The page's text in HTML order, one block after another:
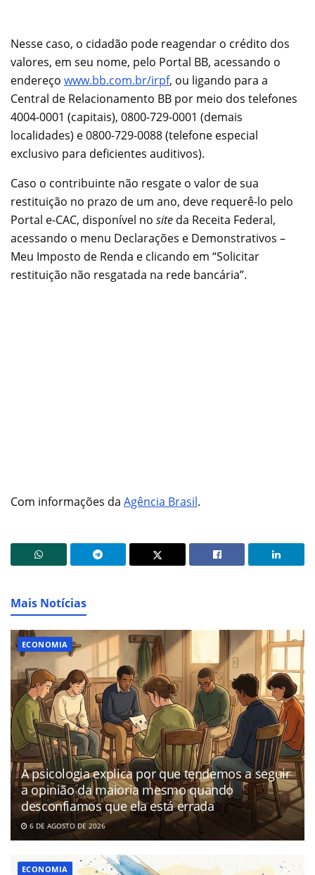
Nesse caso, o cidadão pode reagendar o crédito dos
valores, em seu nome, pelo Portal BB, acessando o
endereço www.bb.com.br/irpf, ou ligando para a
Central de Relacionamento BB por meio dos telefones
4004-0001 (capitais), 0800-729-0001 (demais
localidades) e 0800-729-0088 (telefone especial
exclusivo para deficientes auditivos).
Caso o contribuinte não resgate o valor de sua
restituição no prazo de um ano, deve requerê-lo pelo
Portal e-CAC, disponível no site da Receita Federal,
acessando o menu Declarações e Demonstrativos –
Meu Imposto de Renda e clicando em “Solicitar
restituição não resgatada na rede bancária”.
Com informações da Agência Brasil.
Mais Notícias
ECONOMIA
A psicologia explica por que tendemos a seguir
a opinião da maioria mesmo quando
desconfiamos que ela está errada
6 DE AGOSTO DE 2026
ECONOMIA